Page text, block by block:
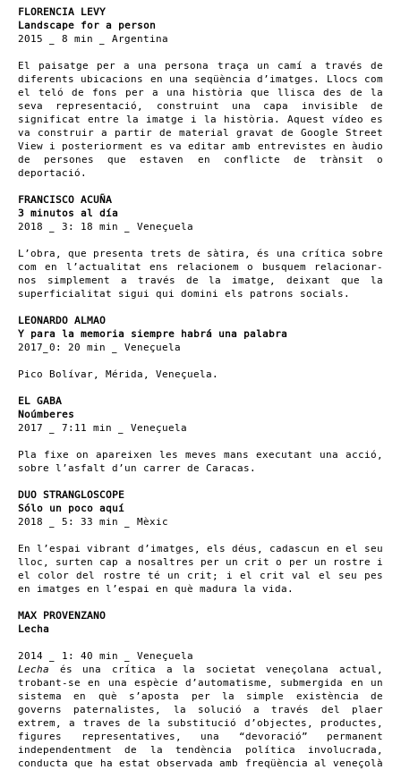
FLORENCIA LEVY
Landscape for a person
2015 _ 8 min _ Argentina
El paisatge per a una persona traça un camí a través de
diferents ubicacions en una seqüència d’imatges. Llocs com
el teló de fons per a una història que llisca des de la
seva representació, construint una capa invisible de
significat entre la imatge i la història. Aquest vídeo es
va construir a partir de material gravat de Google Street
View i posteriorment es va editar amb entrevistes en àudio
de persones que estaven en conflicte de trànsit o
deportació.
FRANCISCO ACUÑA
3 minutos al día
2018 _ 3: 18 min _ Veneçuela
L’obra, que presenta trets de sàtira, és una crítica sobre
com en l’actualitat ens relacionem o busquem relacionar-
nos simplement a través de la imatge, deixant que la
superficialitat sigui qui domini els patrons socials.
LEONARDO ALMAO
Y para la memoria siempre habrá una palabra
2017_0: 20 min _ Veneçuela
Pico Bolívar, Mérida, Veneçuela.
EL GABA
Noúmberes
2017 _ 7:11 min _ Veneçuela
Pla fixe on apareixen les meves mans executant una acció,
sobre l’asfalt d’un carrer de Caracas.
DUO STRANGLOSCOPE
Sólo un poco aquí
2018 _ 5: 33 min _ Mèxic
En l’espai vibrant d’imatges, els déus, cadascun en el seu
lloc, surten cap a nosaltres per un crit o per un rostre i
el color del rostre té un crit; i el crit val el seu pes
en imatges en l’espai en què madura la vida.
MAX PROVENZANO
Lecha
2014 _ 1: 40 min _ Veneçuela
Lecha és una crítica a la societat veneçolana actual,
trobant-se en una espècie d’automatisme, submergida en un
sistema en què s’aposta per la simple existència de
governs paternalistes, la solució a través del plaer
extrem, a traves de la substitució d’objectes, productes,
figures representatives, una “devoració” permanent
independentment de la tendència política involucrada,
conducta que ha estat observada amb freqüència al veneçolà